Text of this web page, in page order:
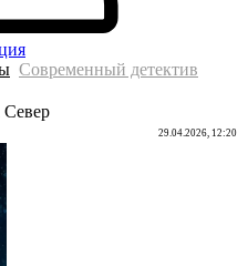
Современный детектив
29.04.2026, 12:20